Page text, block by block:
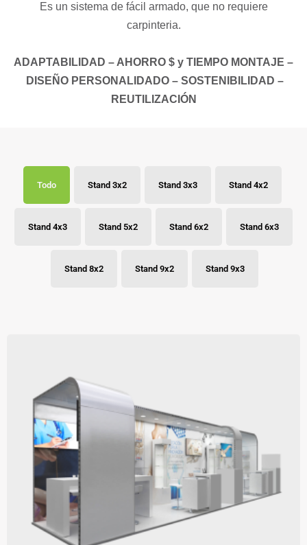
Es un sistema de fácil armado, que no requiere
carpinteria.
ADAPTABILIDAD – AHORRO $ y TIEMPO MONTAJE –
DISEÑO PERSONALIDADO – SOSTENIBILIDAD –
REUTILIZACIÓN
Todo Stand 3x2 Stand 3x3 Stand 4x2
Stand 4x3 Stand 5x2 Stand 6x2 Stand 6x3
Stand 8x2 Stand 9x2 Stand 9x3